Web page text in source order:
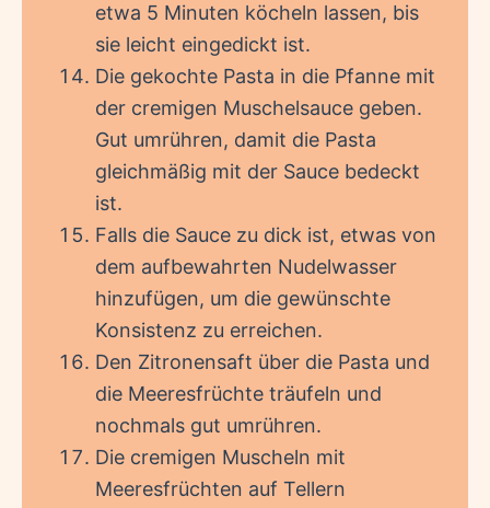
etwa 5 Minuten köcheln lassen, bis
sie leicht eingedickt ist.
Die gekochte Pasta in die Pfanne mit
der cremigen Muschelsauce geben.
Gut umrühren, damit die Pasta
gleichmäßig mit der Sauce bedeckt
ist.
Falls die Sauce zu dick ist, etwas von
dem aufbewahrten Nudelwasser
hinzufügen, um die gewünschte
Konsistenz zu erreichen.
Den Zitronensaft über die Pasta und
die Meeresfrüchte träufeln und
nochmals gut umrühren.
Die cremigen Muscheln mit
Meeresfrüchten auf Tellern